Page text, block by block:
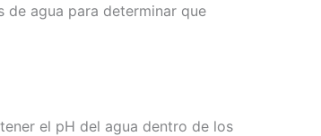
de agua para determinar que
el pH del agua dentro de los